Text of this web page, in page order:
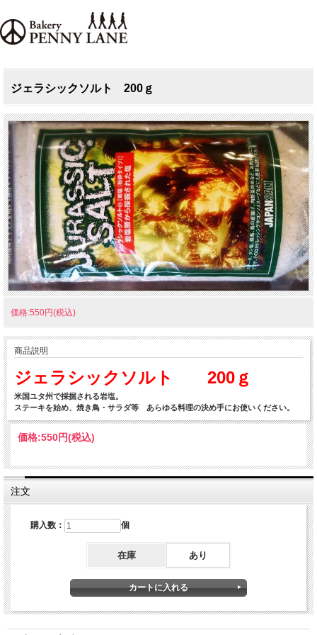
ジェラシックソルト 200ｇ
価格:550円(税込)
商品説明
ジェラシックソルト 200ｇ
米国ユタ州で採掘される岩塩。
ステーキを始め、焼き鳥・サラダ等 あらゆる料理の決め手にお使いください。
価格:550円(税込)
注文
購入数： 個
在庫 あり